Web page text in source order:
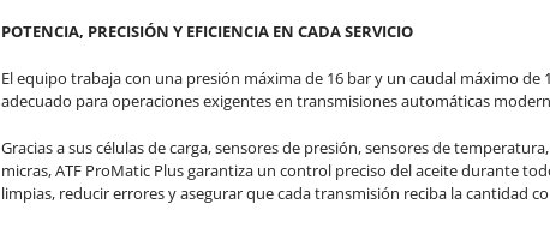
POTENCIA, PRECISIÓN Y EFICIENCIA EN CADA SERVICIO
El equipo trabaja con una presión máxima de 16 bar y un caudal máximo
adecuado para operaciones exigentes en transmisiones automáticas
Gracias a sus células de carga, sensores de presión, sensores de
micras, ATF ProMatic Plus garantiza un control preciso del aceite durante
limpias, reducir errores y asegurar que cada transmisión reciba la cantidad